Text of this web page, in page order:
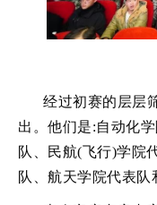
经过初赛的层层
出。他们是:自动化
队、民航(飞行)学院
队、航天学院代表队